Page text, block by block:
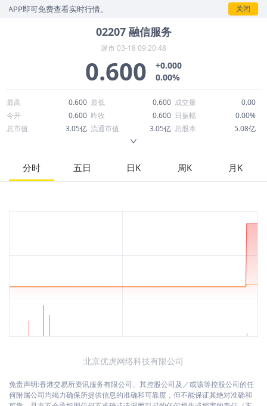
可免费查看实时行情。 关闭
02207 融信服务
退市03-18 09:20:48
0.600
+0.000
0.00%
最高 0.600 最低 0.600 成交量
0.00
今开
0.600 昨收 0.600 日振幅
0.00%
总市值
3.05亿 流通市值 3.05亿 总股本
5.08亿
52周最高
0.600 市盈率
24.59
股息
分时 五日 日K 周K 月K
北京优虎网络科技有限公司
免责声明:香港交易所资讯服务有限公司、其控股公司及／或该等控股公司的任
何附属公司均竭力确保所提供信息的准确和可靠度，但不能保证其绝对准确和